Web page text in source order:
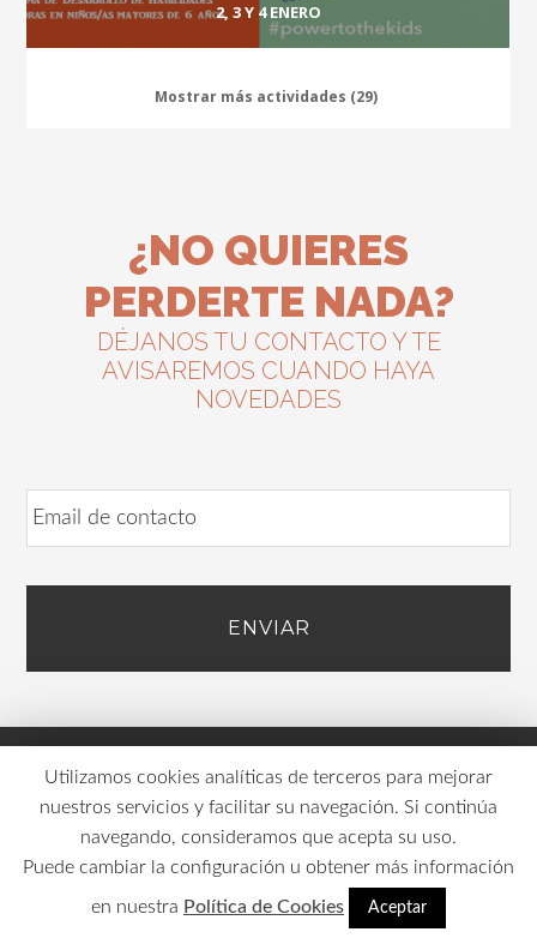
2, 3 Y 4 ENERO
Mostrar más actividades (29)
¿NO QUIERES
PERDERTE NADA?
DÉJANOS TU CONTACTO Y TE
AVISAREMOS CUANDO HAYA
NOVEDADES
E
m
a
SOBRE NOSOTROS
Creemos en un futuro mejor, creado y dirigido por personas
conscientes de sus talentos y fortalezas. Con habilidades
Utilizamos cookies analíticas de terceros para mejorar
nuestros servicios y facilitar su navegación. Si continúa
navegando, consideramos que acepta su uso.
Puede cambiar la configuración u obtener más información
en nuestra Política de Cookies Aceptar